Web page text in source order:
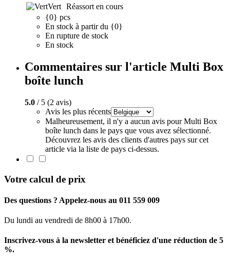
Vert Réassort en cours
{0} pcs
En stock à partir du {0}
En rupture de stock
En stock
Commentaires sur l'article Multi Box
boîte lunch
5.0 / 5 (2 avis)
Avis les plus récents
Malheureusement, il n'y a aucun avis pour Multi Box
boîte lunch dans le pays que vous avez sélectionné.
Découvrez les avis des clients d'autres pays sur cet
article via la liste de pays ci-dessus.
Votre calcul de prix
Des questions ? Appelez-nous au 011 559 009
Du lundi au vendredi de 8h00 à 17h00.
Inscrivez-vous à la newsletter et bénéficiez d'une réduction de 5
%.